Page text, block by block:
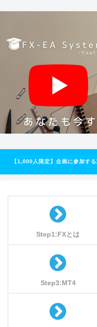
【1,000人限定】企画に参加する
Step1:FXとは
Step3:MT4